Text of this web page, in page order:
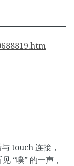
touch 连接，
“噗” 的一声，